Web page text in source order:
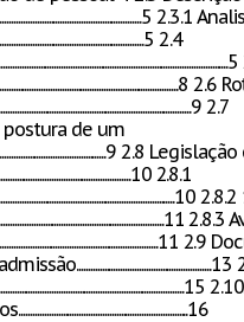
2.3.1
2.4
2.7
de um
2.8
2.8.1